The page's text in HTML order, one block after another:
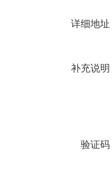
详细地址
补充说明
验证码